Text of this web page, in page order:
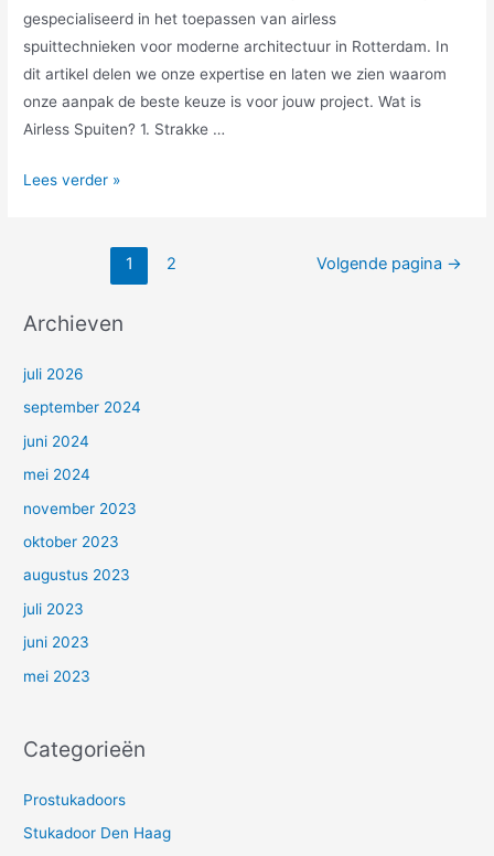
gespecialiseerd in het toepassen van airless
spuittechnieken voor moderne architectuur in Rotterdam. In
dit artikel delen we onze expertise en laten we zien waarom
onze aanpak de beste keuze is voor jouw project. Wat is
Airless Spuiten? 1. Strakke …
Lees verder »
1 2 Volgende pagina →
Archieven
juli 2026
september 2024
juni 2024
mei 2024
november 2023
oktober 2023
augustus 2023
juli 2023
juni 2023
mei 2023
Categorieën
Prostukadoors
Stukadoor Den Haag